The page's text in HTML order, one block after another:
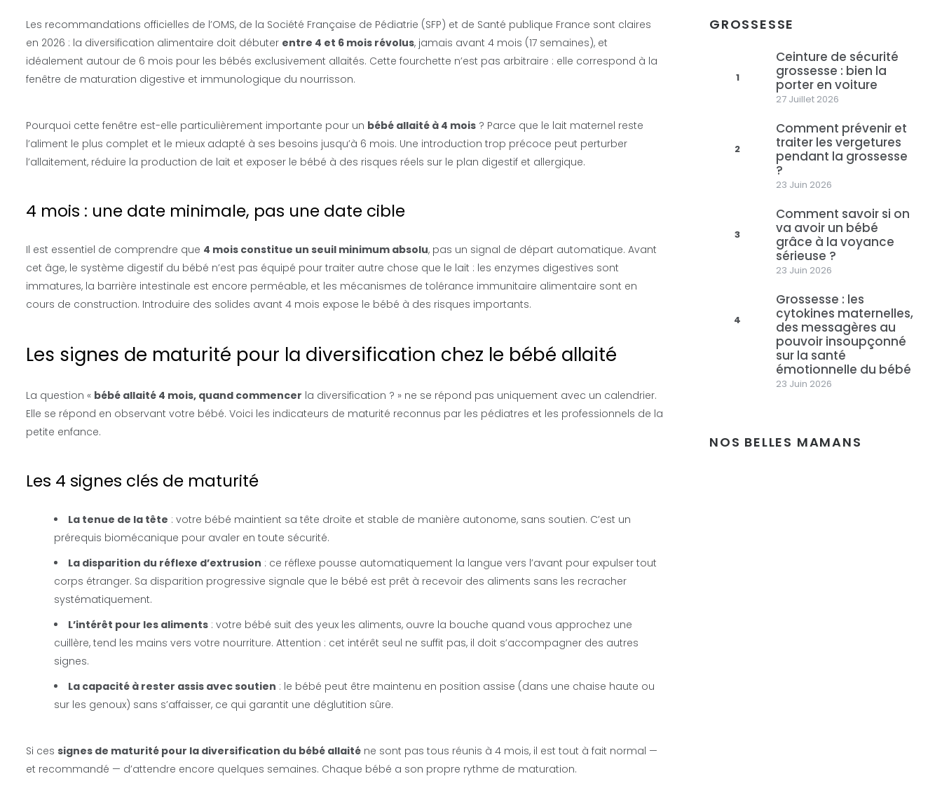
Les recommandations officielles de l’OMS, de la Société Française de Pédiatrie (SFP) et de Santé publique France sont claires
en 2026 : la diversification alimentaire doit débuter entre 4 et 6 mois révolus, jamais avant 4 mois (17 semaines), et
idéalement autour de 6 mois pour les bébés exclusivement allaités. Cette fourchette n’est pas arbitraire : elle correspond à la
fenêtre de maturation digestive et immunologique du nourrisson.
Pourquoi cette fenêtre est-elle particulièrement importante pour un bébé allaité à 4 mois ? Parce que le lait maternel reste
l’aliment le plus complet et le mieux adapté à ses besoins jusqu’à 6 mois. Une introduction trop précoce peut perturber
l’allaitement, réduire la production de lait et exposer le bébé à des risques réels sur le plan digestif et allergique.
4 mois : une date minimale, pas une date cible
Il est essentiel de comprendre que 4 mois constitue un seuil minimum absolu, pas un signal de départ automatique. Avant
cet âge, le système digestif du bébé n’est pas équipé pour traiter autre chose que le lait : les enzymes digestives sont
immatures, la barrière intestinale est encore perméable, et les mécanismes de tolérance immunitaire alimentaire sont en
cours de construction. Introduire des solides avant 4 mois expose le bébé à des risques importants.
Les signes de maturité pour la diversification chez le bébé allaité
La question « bébé allaité 4 mois, quand commencer la diversification ? » ne se répond pas uniquement avec un calendrier.
Elle se répond en observant votre bébé. Voici les indicateurs de maturité reconnus par les pédiatres et les professionnels de la
petite enfance.
Les 4 signes clés de maturité
La tenue de la tête : votre bébé maintient sa tête droite et stable de manière autonome, sans soutien. C’est un
prérequis biomécanique pour avaler en toute sécurité.
La disparition du réflexe d’extrusion : ce réflexe pousse automatiquement la langue vers l’avant pour expulser tout
corps étranger. Sa disparition progressive signale que le bébé est prêt à recevoir des aliments sans les recracher
systématiquement.
L’intérêt pour les aliments : votre bébé suit des yeux les aliments, ouvre la bouche quand vous approchez une
cuillère, tend les mains vers votre nourriture. Attention : cet intérêt seul ne suffit pas, il doit s’accompagner des autres
signes.
La capacité à rester assis avec soutien : le bébé peut être maintenu en position assise (dans une chaise haute ou
sur les genoux) sans s’affaisser, ce qui garantit une déglutition sûre.
Si ces signes de maturité pour la diversification du bébé allaité ne sont pas tous réunis à 4 mois, il est tout à fait normal —
et recommandé — d’attendre encore quelques semaines. Chaque bébé a son propre rythme de maturation.
GROSSESSE
1
Ceinture de sécurité
grossesse : bien la
porter en voiture
27 Juillet 2026
2
Comment prévenir et
traiter les vergetures
pendant la grossesse
?
23 Juin 2026
3
Comment savoir si on
va avoir un bébé
grâce à la voyance
sérieuse ?
23 Juin 2026
4
Grossesse : les
cytokines maternelles,
des messagères au
pouvoir insoupçonné
sur la santé
émotionnelle du bébé
23 Juin 2026
NOS BELLES MAMANS